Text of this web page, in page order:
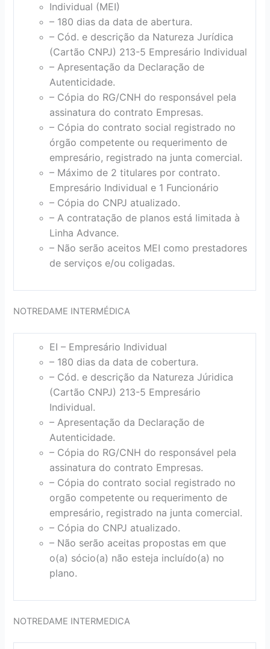
Individual (MEI)
– 180 dias da data de abertura.
– Cód. e descrição da Natureza Jurídica
(Cartão CNPJ) 213-5 Empresário Individual
– Apresentação da Declaração de
Autenticidade.
– Cópia do RG/CNH do responsável pela
assinatura do contrato Empresas.
– Cópia do contrato social registrado no
órgão competente ou requerimento de
empresário, registrado na junta comercial.
– Máximo de 2 titulares por contrato.
Empresário Individual e 1 Funcionário
– Cópia do CNPJ atualizado.
– A contratação de planos está limitada à
Linha Advance.
– Não serão aceitos MEI como prestadores
de serviços e/ou coligadas.
NOTREDAME INTERMÉDICA
EI – Empresário Individual
– 180 dias da data de cobertura.
– Cód. e descrição da Natureza Júridica
(Cartão CNPJ) 213-5 Empresário
Individual.
– Apresentação da Declaração de
Autenticidade.
– Cópia do RG/CNH do responsável pela
assinatura do contrato Empresas.
– Cópia do contrato social registrado no
orgão competente ou requerimento de
empresário, registrado na junta comercial.
– Cópia do CNPJ atualizado.
– Não serão aceitas propostas em que
o(a) sócio(a) não esteja incluído(a) no
plano.
NOTREDAME INTERMEDICA